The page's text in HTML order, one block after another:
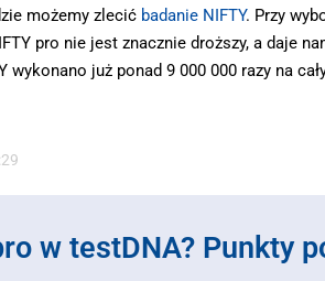
możemy zlecić badanie NIFTY. Przy
pro nie jest znacznie droższy, a daje
już ponad 9 000 000 razy na
w testDNA? Punkty